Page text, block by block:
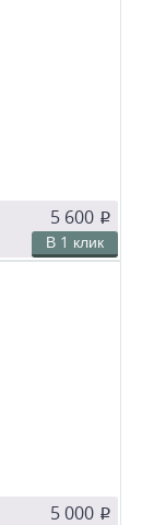
поддерживать в
брикетов, из
5 600 p
В 1 клик
поддерживать в
брикетов, из
5 000 p